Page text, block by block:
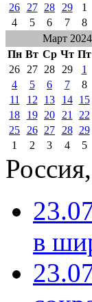
26
27 28 29 1
4
5 6 7 8
Март 2024
Пн Вт Ср Чт Пт
26
27 28 29 1
4
5 6 7 8
11
12 13 14 15
18
19 20 21 22
25
26 27 28 29
1
2 3 4 5
в